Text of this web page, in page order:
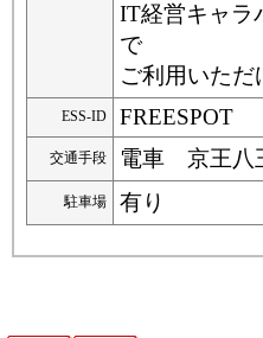
IT経営キャラ
で
ご利用いただ
ESS-ID FREESPOT
交通手段 電車 京王八
駐車場 有り